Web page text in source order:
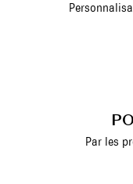
Par les